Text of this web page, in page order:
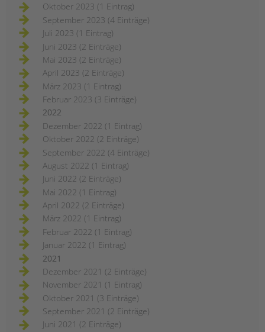
Oktober 2023 (1 Eintrag)
September 2023 (4 Einträge)
Juli 2023 (1 Eintrag)
Juni 2023 (2 Einträge)
Mai 2023 (2 Einträge)
April 2023 (2 Einträge)
März 2023 (1 Eintrag)
Februar 2023 (3 Einträge)
2022
Dezember 2022 (1 Eintrag)
Oktober 2022 (2 Einträge)
September 2022 (4 Einträge)
August 2022 (1 Eintrag)
Juni 2022 (2 Einträge)
Mai 2022 (1 Eintrag)
April 2022 (2 Einträge)
März 2022 (1 Eintrag)
Februar 2022 (1 Eintrag)
Januar 2022 (1 Eintrag)
2021
Dezember 2021 (2 Einträge)
November 2021 (1 Eintrag)
Oktober 2021 (3 Einträge)
September 2021 (2 Einträge)
Juni 2021 (2 Einträge)